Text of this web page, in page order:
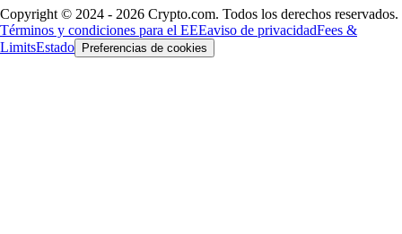
Copyright © 2024 - 2026 Crypto.com. Todos los derechos reservados.
Términos y condiciones para el EEEaviso de privacidadFees &
LimitsEstado Preferencias de cookies